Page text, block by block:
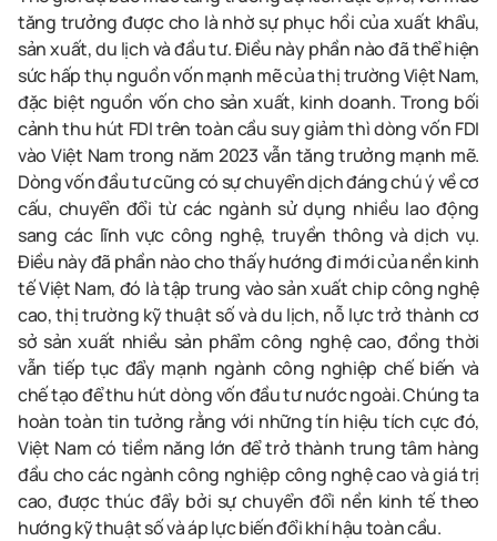
tăng trưởng được cho là nhờ sự phục hồi của xuất khẩu,
sản xuất, du lịch và đầu tư. Điều này phần nào đã thể hiện
sức hấp thụ nguồn vốn mạnh mẽ của thị trường Việt Nam,
đặc biệt nguồn vốn cho sản xuất, kinh doanh. Trong bối
cảnh thu hút FDI trên toàn cầu suy giảm thì dòng vốn FDI
vào Việt Nam trong năm 2023 vẫn tăng trưởng mạnh mẽ.
Dòng vốn đầu tư cũng có sự chuyển dịch đáng chú ý về cơ
cấu, chuyển đổi từ các ngành sử dụng nhiều lao động
sang các lĩnh vực công nghệ, truyền thông và dịch vụ.
Điều này đã phần nào cho thấy hướng đi mới của nền kinh
tế Việt Nam, đó là tập trung vào sản xuất chip công nghệ
cao, thị trường kỹ thuật số và du lịch, nỗ lực trở thành cơ
sở sản xuất nhiều sản phẩm công nghệ cao, đồng thời
vẫn tiếp tục đẩy mạnh ngành công nghiệp chế biến và
chế tạo để thu hút dòng vốn đầu tư nước ngoài. Chúng ta
hoàn toàn tin tưởng rằng với những tín hiệu tích cực đó,
Việt Nam có tiềm năng lớn để trở thành trung tâm hàng
đầu cho các ngành công nghiệp công nghệ cao và giá trị
cao, được thúc đẩy bởi sự chuyển đổi nền kinh tế theo
hướng kỹ thuật số và áp lực biến đổi khí hậu toàn cầu.